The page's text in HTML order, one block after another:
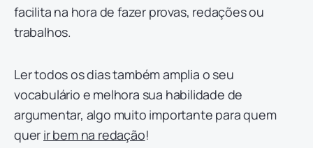
facilita na hora de fazer provas, redações ou
trabalhos.
Ler todos os dias também amplia o seu
vocabulário e melhora sua habilidade de
argumentar, algo muito importante para quem
quer ir bem na redação!